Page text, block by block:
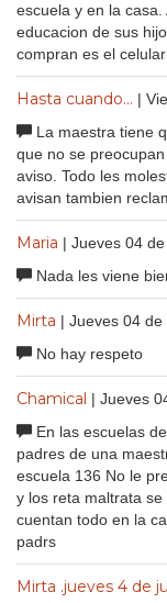
escuela y en la
educacion de sus
compran es el
Hasta cuando... |
La maestra tiene
que no se
aviso. Todo les
avisan tambien
Maria | Jueves 04
Nada les viene
Mirta | Jueves 04
No hay respeto
Chamical | Jueves
En las escuelas
padres de una
escuela 136 No le
y los reta maltrata
cuentan todo en la
padrs
Mirta .jueves 4 de